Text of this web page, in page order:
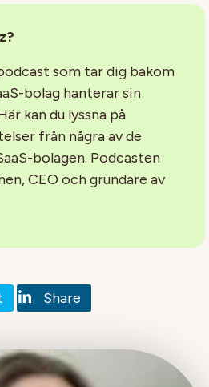
som tar dig bakom
bolag hanterar sin
kan du lyssna på
från några av de
bolagen. Podcasten
CEO och grundare av
Share